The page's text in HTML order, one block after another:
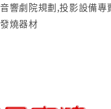
響劇院規劃,投影設備專
燒器材